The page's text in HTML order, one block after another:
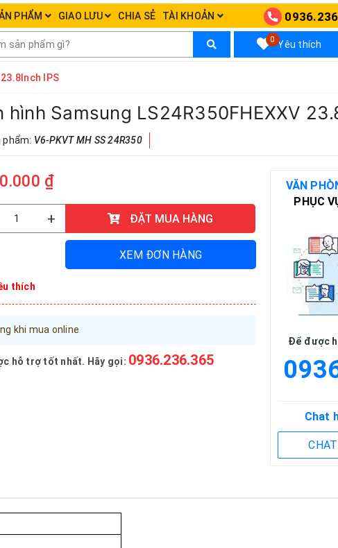
PHẨM GIAO LƯU CHIA SẺ TÀI KHOẢN
Yêu thích
0
IPS
hình Samsung LS24R350FHEXXV
phẩm: V6-PKVT MH SS 24R350
₫
+ ĐẶT MUA HÀNG
XEM ĐƠN HÀNG
thích
khi mua online
hỗ trợ tốt nhất. Hãy gọi: 0936.236.365
VĂN
PHỤC
Để được
Chat